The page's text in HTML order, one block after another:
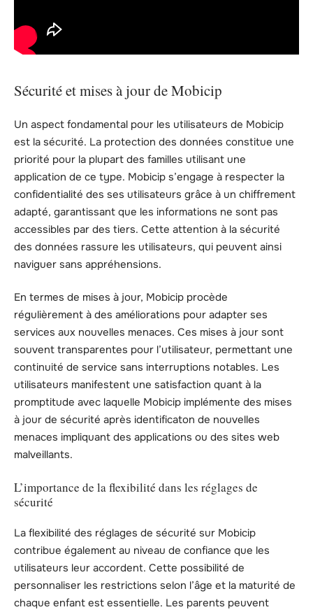
Sécurité et mises à jour de Mobicip
Un aspect fondamental pour les utilisateurs de Mobicip
est la sécurité. La protection des données constitue une
priorité pour la plupart des familles utilisant une
application de ce type. Mobicip s’engage à respecter la
confidentialité des ses utilisateurs grâce à un chiffrement
adapté, garantissant que les informations ne sont pas
accessibles par des tiers. Cette attention à la sécurité
des données rassure les utilisateurs, qui peuvent ainsi
naviguer sans appréhensions.
En termes de mises à jour, Mobicip procède
régulièrement à des améliorations pour adapter ses
services aux nouvelles menaces. Ces mises à jour sont
souvent transparentes pour l’utilisateur, permettant une
continuité de service sans interruptions notables. Les
utilisateurs manifestent une satisfaction quant à la
promptitude avec laquelle Mobicip implémente des mises
à jour de sécurité après identificaton de nouvelles
menaces impliquant des applications ou des sites web
malveillants.
L’importance de la flexibilité dans les réglages de
sécurité
La flexibilité des réglages de sécurité sur Mobicip
contribue également au niveau de confiance que les
utilisateurs leur accordent. Cette possibilité de
personnaliser les restrictions selon l’âge et la maturité de
chaque enfant est essentielle. Les parents peuvent